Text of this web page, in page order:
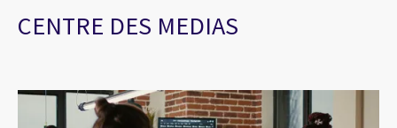
CENTRE DES MEDIAS